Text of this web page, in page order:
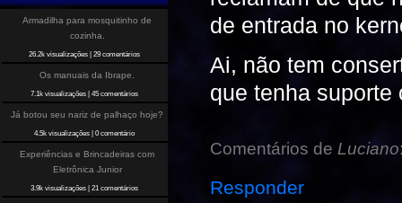
de entrada no
Ai, não tem
que tenha
Comentários deLuciano
Responder
Armadilha para mosquitinho de
cozinha.
26.2k visualizações |29 comentários
Os manuais da Ibrape.
7.1k visualizações |45 comentários
Já botou seu nariz de palhaço hoje?
4.5k visualizações |0 comentário
Experiências e Brincadeiras com
Eletrônica Junior
3.9k visualizações |21 comentários